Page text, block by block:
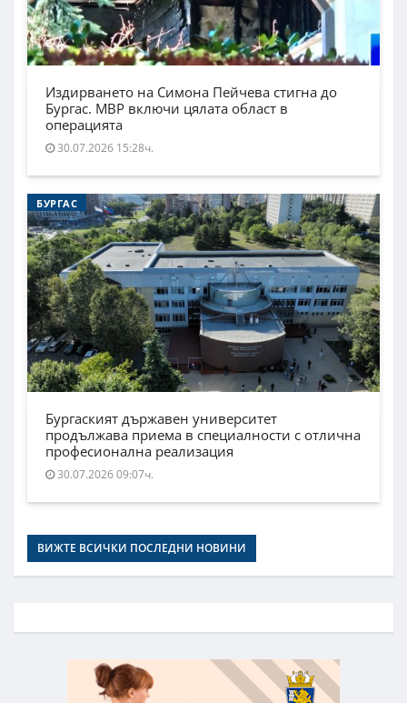
Издирването на Симона Пейчева стигна до
Бургас. МВР включи цялата област в
операцията
30.07.2026 15:28ч.
БУРГАС
Бургаският държавен университет
продължава приема в специалности с отлична
професионална реализация
30.07.2026 09:07ч.
ВИЖТЕ ВСИЧКИ ПОСЛЕДНИ НОВИНИ